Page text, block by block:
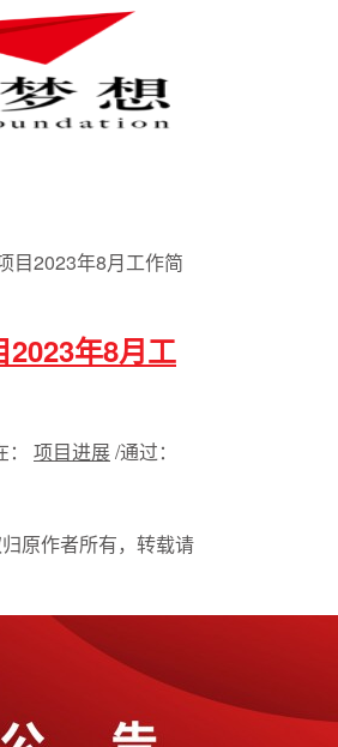
目2023年8月工作简
2023年8月工
： 项目进展/通过：
原作者所有，转载请